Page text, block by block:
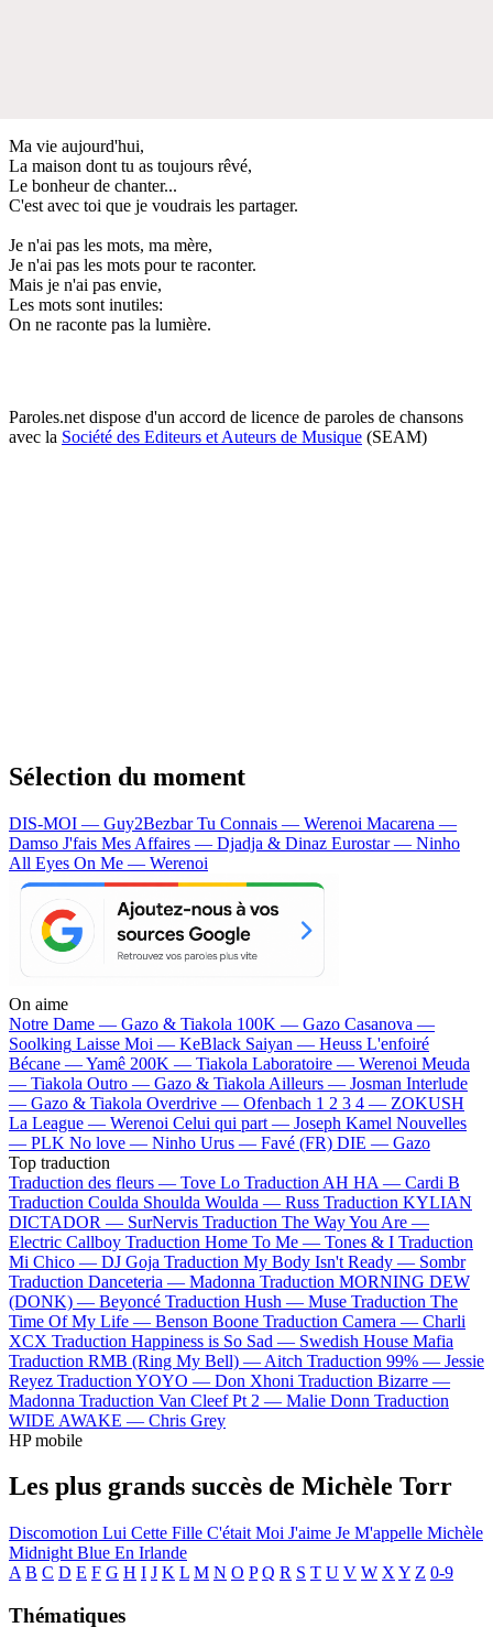
Ma vie aujourd'hui,
La maison dont tu as toujours rêvé,
Le bonheur de chanter...
C'est avec toi que je voudrais les partager.
Je n'ai pas les mots, ma mère,
Je n'ai pas les mots pour te raconter.
Mais je n'ai pas envie,
Les mots sont inutiles:
On ne raconte pas la lumière.
Paroles.net dispose d'un accord de licence de paroles de chansons
avec la Société des Editeurs et Auteurs de Musique (SEAM)
Sélection du moment
DIS-MOI — Guy2BezbarTu Connais — Werenoi Macarena —
Damso J'fais Mes Affaires — Djadja & Dinaz Eurostar — Ninho
All Eyes On Me — Werenoi
On aime
Notre Dame — Gazo & Tiakola 100K — Gazo Casanova —
Soolking Laisse Moi — KeBlack Saiyan — Heuss L'enfoiré
Bécane —Yamê 200K — Tiakola Laboratoire — Werenoi Meuda
— Tiakola Outro — Gazo & Tiakola Ailleurs — Josman Interlude
— Gazo & Tiakola Overdrive — Ofenbach 1 2 3 4 — ZOKUSH
La League — Werenoi Celui qui part — Joseph Kamel Nouvelles
— PLK No love — Ninho Urus — Favé (FR) DIE — Gazo
Top traduction
Traduction des fleurs — Tove Lo Traduction AH HA — Cardi B
Traduction Coulda Shoulda Woulda — Russ Traduction KYLIAN
DICTADOR — SurNervis Traduction The Way You Are —
Electric Callboy Traduction Home To Me — Tones & I Traduction
Mi Chico — DJ Goja Traduction My Body Isn't Ready — Sombr
Traduction Danceteria — Madonna Traduction MORNING DEW
(DONK) — Beyoncé Traduction Hush — Muse Traduction The
Time Of My Life — Benson Boone Traduction Camera — Charli
XCX Traduction Happiness is So Sad — Swedish House Mafia
Traduction RMB (Ring My Bell) — Aitch Traduction 99% — Jessie
Reyez Traduction YOYO — Don Xhoni Traduction Bizarre —
Madonna Traduction Van Cleef Pt 2 — Malie Donn Traduction
WIDE AWAKE — Chris Grey
HP mobile
Les plus grands succès de Michèle Torr
Discomotion Lui Cette Fille C'était Moi J'aime Je M'appelle Michèle
Midnight Blue En Irlande
A B C D E F G H I J K L M N O P Q R S T U V W X Y Z 0-9
Thématiques